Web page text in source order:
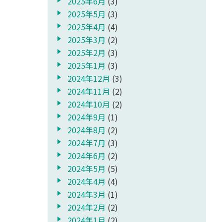
2025年5月 (3)
2025年4月 (4)
2025年3月 (2)
2025年2月 (3)
2025年1月 (3)
2024年12月 (3)
2024年11月 (2)
2024年10月 (2)
2024年9月 (1)
2024年8月 (2)
2024年7月 (3)
2024年6月 (2)
2024年5月 (5)
2024年4月 (4)
2024年3月 (1)
2024年2月 (2)